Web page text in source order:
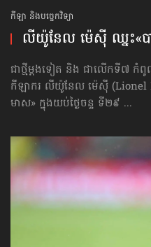
កីឡា និងបច្ចេកវិទ្យា
លីយ៉ូនែល ម៉េស៊ី ឈ្នះ«
ជាថ្មីម្ដងទៀត និង ជាលើកទី៧ កំពូ
កីឡាករ លីយ៉ូនែល ម៉េស៊ី (Lionel
មាស» ក្នុងយប់ថ្ងៃចន្ទ ទី២៩ ...